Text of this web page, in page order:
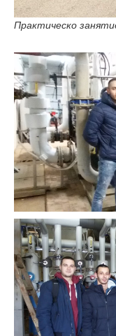
Практическо